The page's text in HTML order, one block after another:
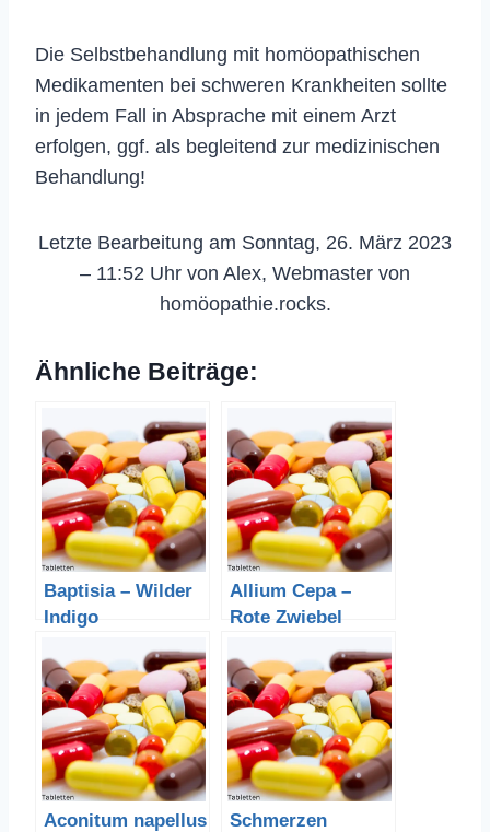
Die Selbstbehandlung mit homöopathischen
Medikamenten bei schweren Krankheiten sollte
in jedem Fall in Absprache mit einem Arzt
erfolgen, ggf. als begleitend zur medizinischen
Behandlung!
Letzte Bearbeitung am Sonntag, 26. März 2023
– 11:52 Uhr von Alex, Webmaster von
homöopathie.rocks.
Ähnliche Beiträge:
Baptisia – Wilder
Indigo
Allium Cepa –
Rote Zwiebel
Aconitum napellus
Schmerzen